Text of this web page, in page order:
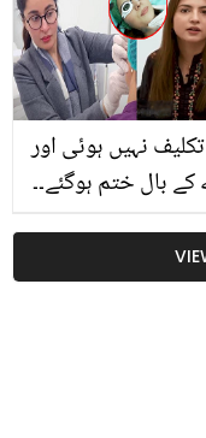
نہیں ہوئی اور
بال ختم ہوگئے۔۔
سے کون سی
کروائی؟ جانیے